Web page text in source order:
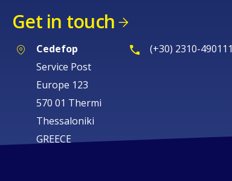
Get in touch
Cedefop
Service Post
Europe 123
570 01 Thermi
Thessaloniki
GREECE
(+30) 2310-490111